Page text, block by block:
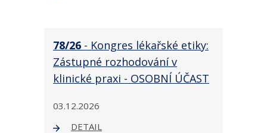
78/26 - Kongres lékařské etiky:
Zástupné rozhodování v
klinické praxi - OSOBNÍ ÚČAST
03.12.2026
DETAIL